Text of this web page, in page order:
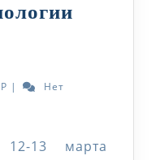
ЗУБР
|
Нет
13 марта